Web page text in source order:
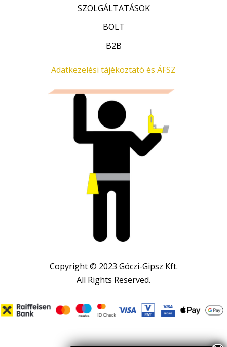
SZOLGÁLTATÁSOK
BOLT
B2B
Adatkezelési tájékoztató és ÁFSZ
Copyright © 2023 Góczi-Gipsz Kft.
All Rights Reserved.